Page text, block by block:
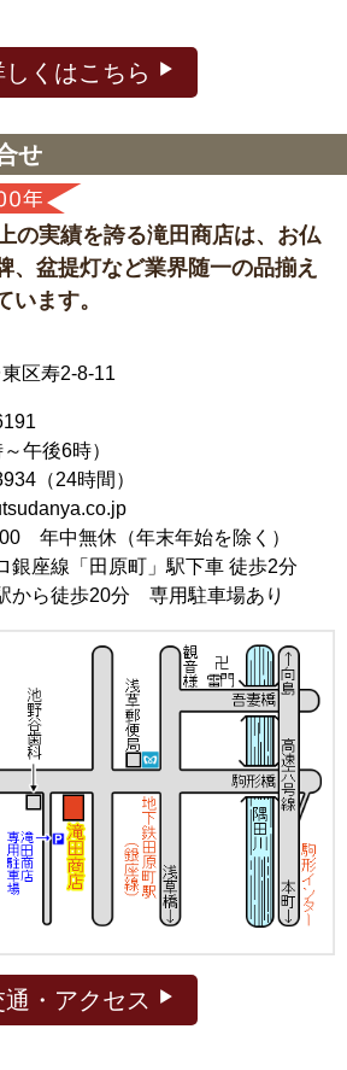
しくはこちら
せ
の実績を誇る滝田商店は、 お仏
、盆提灯など業界随一の品揃え
います。
区寿2-8-11
午後6時）
（24時間）
年中無休（年末年始を除く）
銀座線「田原町」駅下車 徒歩2分
から徒歩20分 専用駐車場あり
通・アクセス